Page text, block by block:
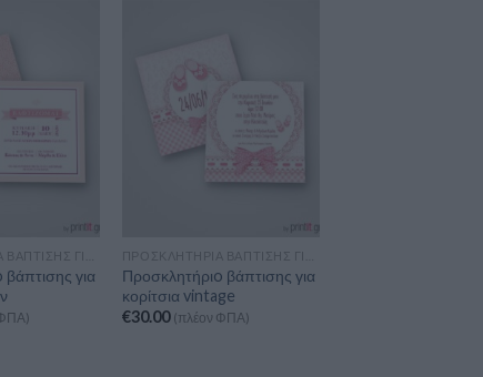
για
Προσκλητήριo βάπτισης για
κορίτσια vintage
€30.00 (πλέον ΦΠΑ)